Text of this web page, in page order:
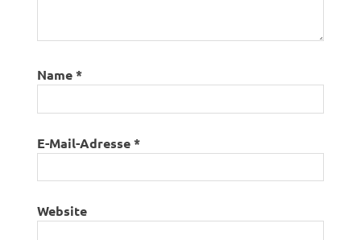
Name*
E-Mail-Adresse*
Website